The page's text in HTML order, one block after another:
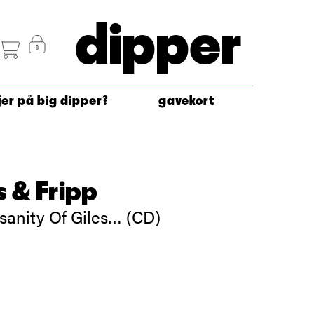
dipper
på big dipper? gavekort
& Fripp
Of Giles… (CD)